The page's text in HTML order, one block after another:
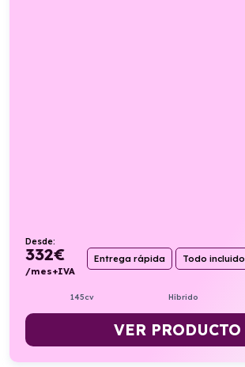
Desde:
332€
/mes+IVA
Entrega rápida Todo incluido
145cv Híbrido
VER PRODUCTO